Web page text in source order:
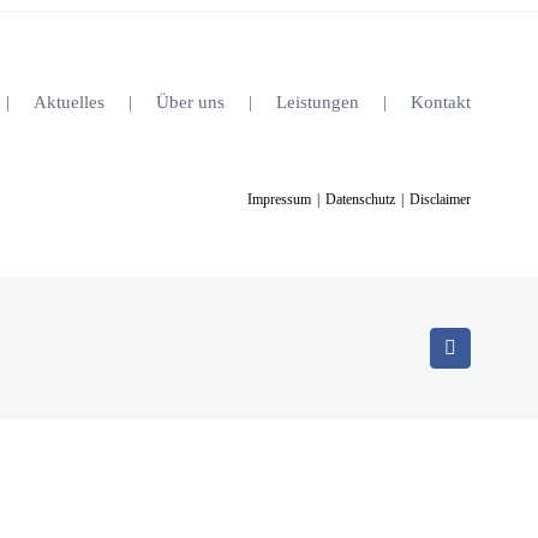
Aktuelles Über uns Leistungen Kontakt
Impressum Datenschutz Disclaimer
Facebook